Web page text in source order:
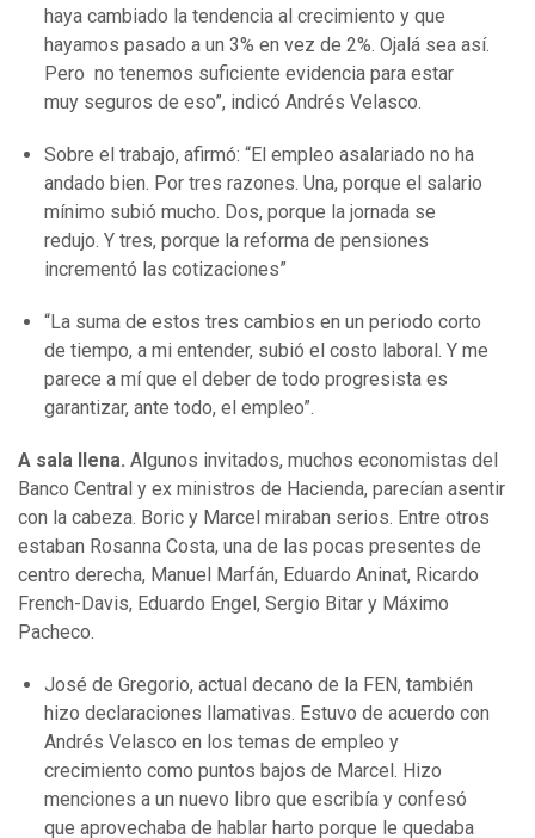
haya cambiado la tendencia al crecimiento y que
hayamos pasado a un 3% en vez de 2%. Ojalá sea así.
Pero no tenemos suficiente evidencia para estar
muy seguros de eso”, indicó Andrés Velasco.
Sobre el trabajo, afirmó: “El empleo asalariado no ha
andado bien. Por tres razones. Una, porque el salario
mínimo subió mucho. Dos, porque la jornada se
redujo. Y tres, porque la reforma de pensiones
incrementó las cotizaciones”
“La suma de estos tres cambios en un periodo corto
de tiempo, a mi entender, subió el costo laboral. Y me
parece a mí que el deber de todo progresista es
garantizar, ante todo, el empleo”.
A sala llena. Algunos invitados, muchos economistas del
Banco Central y ex ministros de Hacienda, parecían asentir
con la cabeza. Boric y Marcel miraban serios. Entre otros
estaban Rosanna Costa, una de las pocas presentes de
centro derecha, Manuel Marfán, Eduardo Aninat, Ricardo
French-Davis, Eduardo Engel, Sergio Bitar y Máximo
Pacheco.
José de Gregorio, actual decano de la FEN, también
hizo declaraciones llamativas. Estuvo de acuerdo con
Andrés Velasco en los temas de empleo y
crecimiento como puntos bajos de Marcel. Hizo
menciones a un nuevo libro que escribía y confesó
que aprovechaba de hablar harto porque le quedaba